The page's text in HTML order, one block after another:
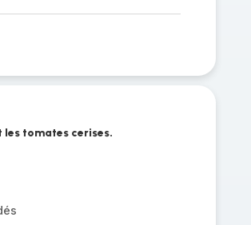
tomates cerises.